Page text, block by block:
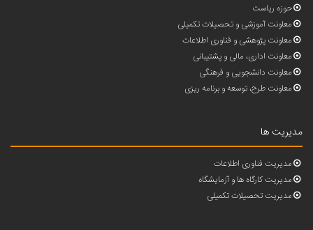
حوزه ریاست
معاونت آموزشی و تحصیلات تکمیلی
معاونت پژوهشی و فناوری اطلاعات
معاونت اداری، مالی و پشتیبانی
معاونت دانشجویی و فرهنگی
معاونت طرح، توسعه و برنامه ریزی
مدیریت ها
مدیریت فناوری اطلاعات
مدیریت کارگاه ها و آزمایشگاه
مدیریت تحصیلات تکمیلی